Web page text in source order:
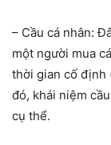
– Cầu cá nhân:
một người mua
thời gian cố định
đó, khái niệm
cụ thể.